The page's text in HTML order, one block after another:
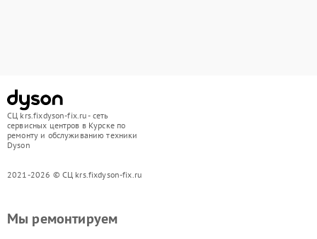
СЦ krs.fixdyson-fix.ru - сеть
сервисных центров в Курске по
ремонту и обслуживанию техники
Dyson
2021-2026 © СЦ krs.fixdyson-fix.ru
Мы ремонтируем